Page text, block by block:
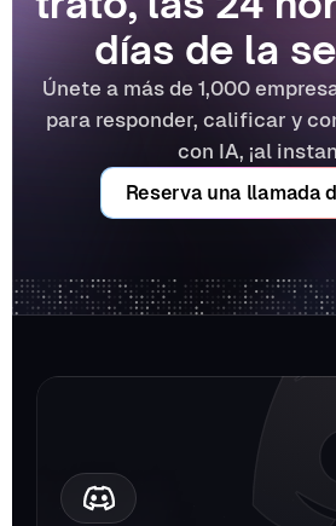
días de la
Únete a más de 1,000
para responder, calificar y
con IA, ¡al
Reserva una llamada